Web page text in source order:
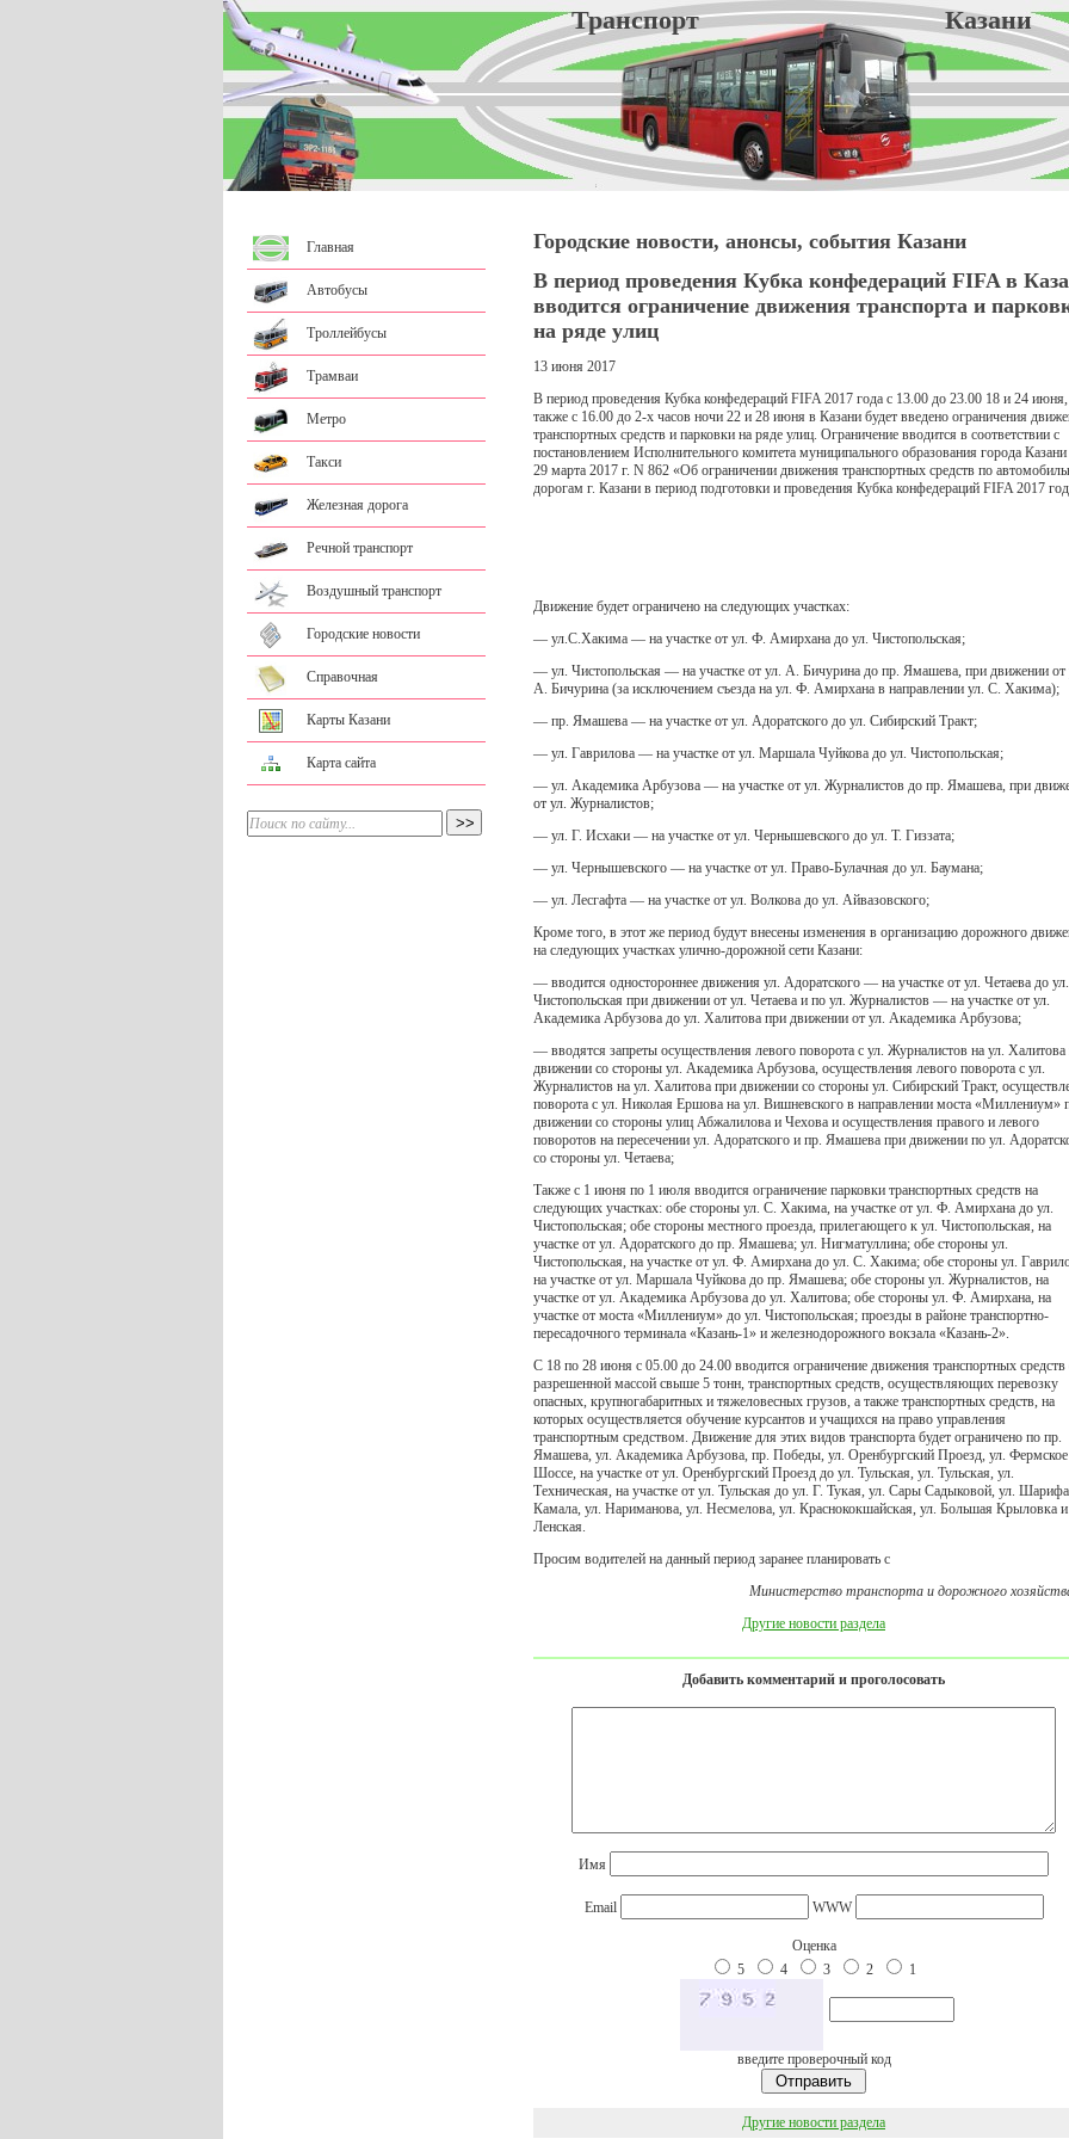
Транспорт Казани
Главная
Автобусы
Троллейбусы
Трамваи
Метро
Такси
Железная дорога
Речной транспорт
Воздушный транспорт
Городские новости
Справочная
Карты Казани
Карта сайта
Городские новости, анонсы, события Казани
В период проведения Кубка конфедераций FIFA в
вводится ограничение движения транспорта и
на ряде улиц
13 июня 2017
В период проведения Кубка конфедераций FIFA 2017 года с 13.00 до 23.00 18 и 24
также с 16.00 до 2-х часов ночи 22 и 28 июня в Казани будет введено ограничения
транспортных средств и парковки на ряде улиц. Ограничение вводится в соответствии с
постановлением Исполнительного комитета муниципального образования города Казани
29 марта 2017 г. N 862 «Об ограничении движения транспортных средств по
дорогам г. Казани в период подготовки и проведения Кубка конфедераций FIFA 2017
Движение будет ограничено на следующих участках:
— ул.С.Хакима — на участке от ул. Ф. Амирхана до ул. Чистопольская;
— ул. Чистопольская — на участке от ул. А. Бичурина до пр. Ямашева, при движении от
А. Бичурина (за исключением съезда на ул. Ф. Амирхана в направлении ул. С. Хакима);
— пр. Ямашева — на участке от ул. Адоратского до ул. Сибирский Тракт;
— ул. Гаврилова — на участке от ул. Маршала Чуйкова до ул. Чистопольская;
— ул. Академика Арбузова — на участке от ул. Журналистов до пр. Ямашева, при
от ул. Журналистов;
— ул. Г. Исхаки — на участке от ул. Чернышевского до ул. Т. Гиззата;
— ул. Чернышевского — на участке от ул. Право-Булачная до ул. Баумана;
— ул. Лесгафта — на участке от ул. Волкова до ул. Айвазовского;
Кроме того, в этот же период будут внесены изменения в организацию дорожного
на следующих участках улично-дорожной сети Казани:
— вводится одностороннее движения ул. Адоратского — на участке от ул. Четаева до ул.
Чистопольская при движении от ул. Четаева и по ул. Журналистов — на участке от ул.
Академика Арбузова до ул. Халитова при движении от ул. Академика Арбузова;
— вводятся запреты осуществления левого поворота с ул. Журналистов на ул. Халитова
движении со стороны ул. Академика Арбузова, осуществления левого поворота с ул.
Журналистов на ул. Халитова при движении со стороны ул. Сибирский Тракт,
поворота с ул. Николая Ершова на ул. Вишневского в направлении моста «Миллениум»
движении со стороны улиц Абжалилова и Чехова и осуществления правого и левого
поворотов на пересечении ул. Адоратского и пр. Ямашева при движении по ул.
со стороны ул. Четаева;
Также с 1 июня по 1 июля вводится ограничение парковки транспортных средств на
следующих участках: обе стороны ул. С. Хакима, на участке от ул. Ф. Амирхана до ул.
Чистопольская; обе стороны местного проезда, прилегающего к ул. Чистопольская, на
участке от ул. Адоратского до пр. Ямашева; ул. Нигматуллина; обе стороны ул.
Чистопольская, на участке от ул. Ф. Амирхана до ул. С. Хакима; обе стороны ул.
на участке от ул. Маршала Чуйкова до пр. Ямашева; обе стороны ул. Журналистов, на
участке от ул. Академика Арбузова до ул. Халитова; обе стороны ул. Ф. Амирхана, на
участке от моста «Миллениум» до ул. Чистопольская; проезды в районе транспортно-
пересадочного терминала «Казань-1» и железнодорожного вокзала «Казань-2».
С 18 по 28 июня с 05.00 до 24.00 вводится ограничение движения транспортных средств
разрешенной массой свыше 5 тонн, транспортных средств, осуществляющих перевозку
опасных, крупногабаритных и тяжеловесных грузов, а также транспортных средств, на
которых осуществляется обучение курсантов и учащихся на право управления
транспортным средством. Движение для этих видов транспорта будет ограничено по пр.
Ямашева, ул. Академика Арбузова, пр. Победы, ул. Оренбургский Проезд, ул. Фермское
Шоссе, на участке от ул. Оренбургский Проезд до ул. Тульская, ул. Тульская, ул.
Техническая, на участке от ул. Тульская до ул. Г. Тукая, ул. Сары Садыковой, ул. Шарифа
Камала, ул. Нариманова, ул. Несмелова, ул. Краснококшайская, ул. Большая Крыловка и
Ленская.
Просим водителей на данный период заранее планировать с
Министерство транспорта и дорожного
Другие новости раздела
Добавить комментарий и проголосовать
Имя
Email WWW
Оценка
5
4 3 2 1
введите проверочный код
Другие новости раздела